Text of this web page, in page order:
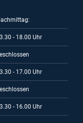
- 18.00 Uhr
- 17.00 Uhr
- 16.00 Uhr